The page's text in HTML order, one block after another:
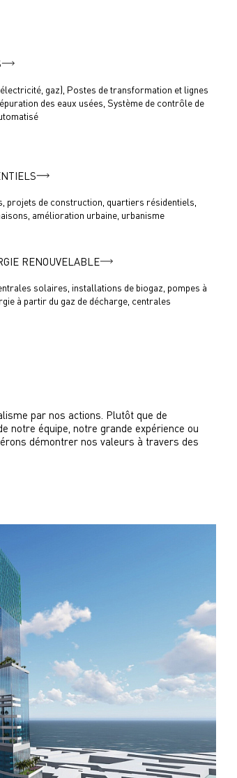
gaz), Postes de transformation et lignes
des eaux usées, Système de contrôle de
projets de construction, quartiers résidentiels,
amélioration urbaine, urbanisme
RENOUVELABLE
solaires, installations de biogaz, pompes à
à partir du gaz de décharge, centrales
par nos actions. Plutôt que de
notre équipe, notre grande expérience ou
démontrer nos valeurs à travers des